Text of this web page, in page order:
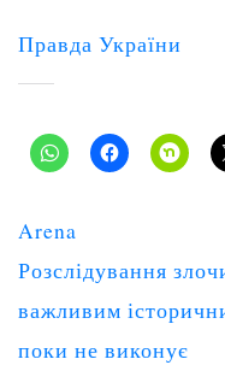
Правда України
Arena
Post
navigation
Розслідування
важливим
поки не виконує